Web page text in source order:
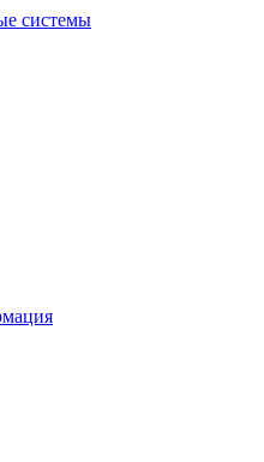
системы